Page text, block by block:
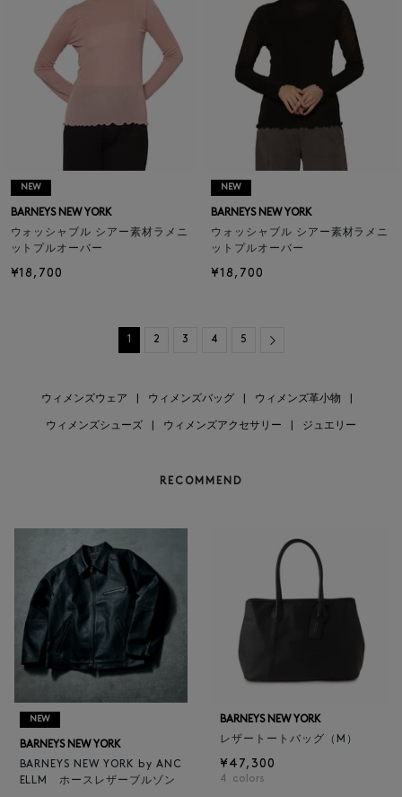
NEW
BARNEYS NEW YORK
ウォッシャブル シアー素材ラメニ
ットプルオーバー
¥18,700
NEW
BARNEYS NEW YORK
ウォッシャブル シアー素材ラメニ
ットプルオーバー
¥18,700
1 2 3 4 5 Next
ウィメンズウェア ウィメンズバッグ ウィメンズ革小物
ウィメンズシューズ ウィメンズアクセサリー ジュエリー
RECOMMEND
NEW
BARNEYS NEW YORK
BARNEYS NEW YORK by ANC
ELLM ホースレザーブルゾン
BARNEYS NEW YORK
レザートートバッグ（M）
¥47,300
4 colors